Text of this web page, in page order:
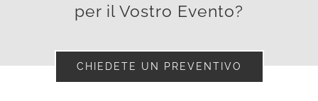
per il Vostro Evento?
CHIEDETE UN PREVENTIVO